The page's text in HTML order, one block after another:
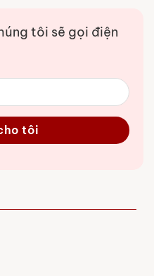
tôi sẽ gọi điện